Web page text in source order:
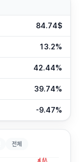
84.74$
13.2%
42.44%
39.74%
-9.47%
전체